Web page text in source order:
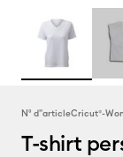
N° d''articleCricut®-
T-shirt